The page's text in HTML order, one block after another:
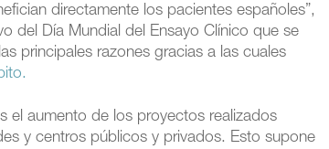
directamente los pacientes españoles”,
del Día Mundial del Ensayo Clínico que se
principales razones gracias a las cuales
el aumento de los proyectos realizados
y centros públicos y privados. Esto supone